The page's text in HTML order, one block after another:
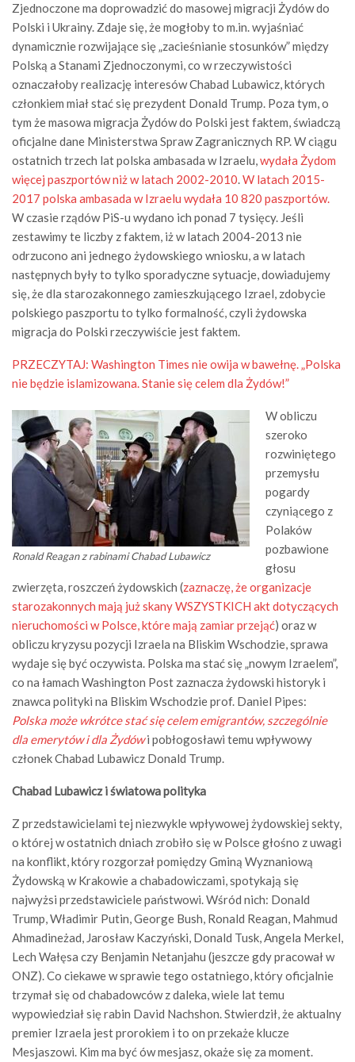
Zjednoczone ma doprowadzić do masowej migracji Żydów do
Polski i Ukrainy. Zdaje się, że mogłoby to m.in. wyjaśniać
dynamicznie rozwijające się „zacieśnianie stosunków” między
Polską a Stanami Zjednoczonymi, co w rzeczywistości
oznaczałoby realizację interesów Chabad Lubawicz, których
członkiem miał stać się prezydent Donald Trump. Poza tym, o
tym że masowa migracja Żydów do Polski jest faktem, świadczą
oficjalne dane Ministerstwa Spraw Zagranicznych RP. W ciągu
ostatnich trzech lat polska ambasada w Izraelu,wydała Żydom
więcej paszportów niż w latach 2002-2010.W latach 2015-
2017 polska ambasada w Izraelu wydała 10 820 paszportów.
W czasie rządów PiS-u wydano ich ponad 7 tysięcy. Jeśli
zestawimy te liczby z faktem, iż w latach 2004-2013 nie
odrzucono ani jednego żydowskiego wniosku, a w latach
następnych były to tylko sporadyczne sytuacje, dowiadujemy
się, że dla starozakonnego zamieszkującego Izrael, zdobycie
polskiego paszportu to tylko formalność, czyli żydowska
migracja do Polski rzeczywiście jest faktem.
PRZECZYTAJ: Washington Times nie owija w bawełnę. „Polska
nie będzie islamizowana. Stanie się celem dla Żydów!”
Ronald Reagan z rabinami Chabad Lubawicz
W obliczu
szeroko
rozwiniętego
przemysłu
pogardy
czyniącego z
Polaków
pozbawione
głosu
zwierzęta, roszczeń żydowskich (zaznaczę, że organizacje
starozakonnych mają już skany WSZYSTKICH akt dotyczących
nieruchomości w Polsce, które mają zamiar przejąć) oraz w
obliczu kryzysu pozycji Izraela na Bliskim Wschodzie, sprawa
wydaje się być oczywista. Polska ma stać się „nowym Izraelem”,
co na łamach Washington Post zaznacza żydowski historyk i
znawca polityki na Bliskim Wschodzie prof. Daniel Pipes:
Polska może wkrótce stać się celem emigrantów, szczególnie
dla emerytów i dla Żydówi pobłogosławi temu wpływowy
członek Chabad Lubawicz Donald Trump.
Chabad Lubawicz i światowa polityka
Z przedstawicielami tej niezwykle wpływowej żydowskiej sekty,
o której w ostatnich dniach zrobiło się w Polsce głośno z uwagi
na konflikt, który rozgorzał pomiędzy Gminą Wyznaniową
Żydowską w Krakowie a chabadowiczami, spotykają się
najwyżsi przedstawiciele państwowi. Wśród nich: Donald
Trump, Władimir Putin, George Bush, Ronald Reagan, Mahmud
Ahmadineżad, Jarosław Kaczyński, Donald Tusk, Angela Merkel,
Lech Wałęsa czy Benjamin Netanjahu (jeszcze gdy pracował w
ONZ). Co ciekawe w sprawie tego ostatniego, który oficjalnie
trzymał się od chabadowców z daleka, wiele lat temu
wypowiedział się rabin David Nachshon. Stwierdził, że aktualny
premier Izraela jest prorokiem i to on przekaże klucze
Mesjaszowi. Kim ma być ów mesjasz, okaże się za moment.